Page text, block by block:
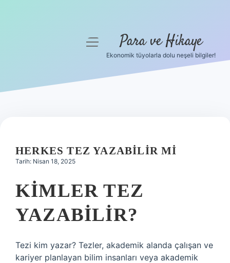
Hakkımızda
menüyü
Para ve Hikaye
Ekonomik tüyolarla dolu neşeli bilgiler!
HERKES TEZ YAZABILIR MI
Tarih: Nisan 18, 2025
KIMLER TEZ
YAZABILIR?
Tezi kim yazar? Tezler, akademik alanda çalışan ve
kariyer planlayan bilim insanları veya akademik